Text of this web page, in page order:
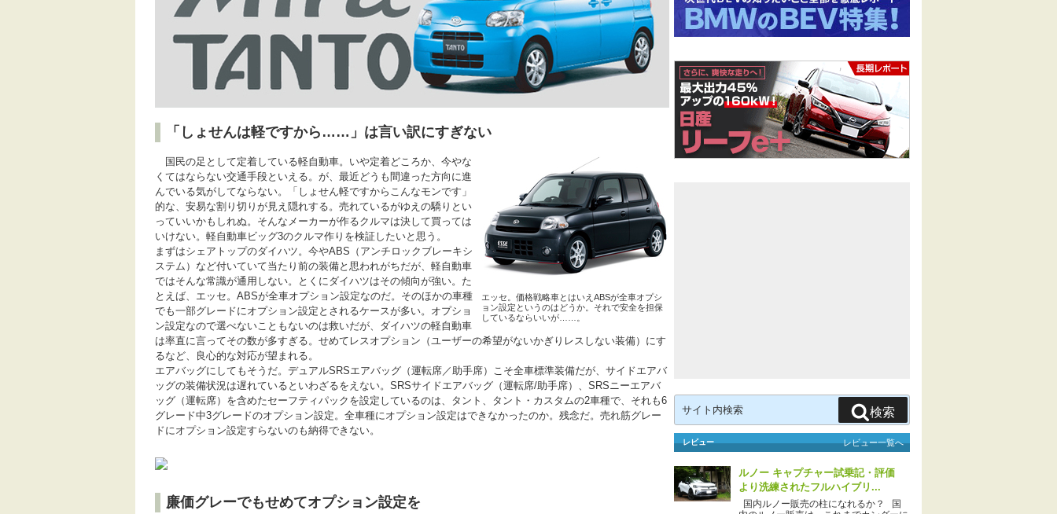
「しょせんは軽ですから……」は言い訳にすぎない
エッセ。価格戦略車とはいえABSが全車オプシ
ョン設定というのはどうか。それで安全を担保
しているならいいが……。
国民の足として定着している軽自動車。いや定着どころか、今やな
くてはならない交通手段といえる。が、最近どうも間違った方向に進
んでいる気がしてならない。「しょせん軽ですからこんなモンです」
的な、安易な割り切りが見え隠れする。売れているがゆえの驕りとい
っていいかもしれぬ。そんなメーカーが作るクルマは決して買っては
いけない。軽自動車ビッグ3のクルマ作りを検証したいと思う。
まずはシェアトップのダイハツ。今やABS（アンチロックブレーキシ
ステム）など付いていて当たり前の装備と思われがちだが、軽自動車
ではそんな常識が通用しない。とくにダイハツはその傾向が強い。た
とえば、エッセ。ABSが全車オプション設定なのだ。そのほかの車種
でも一部グレードにオプション設定とされるケースが多い。オプショ
ン設定なので選べないこともないのは救いだが、ダイハツの軽自動車
は率直に言ってその数が多すぎる。せめてレスオプション（ユーザーの希望がないかぎりレスしない装備）にす
るなど、良心的な対応が望まれる。
エアバッグにしてもそうだ。デュアルSRSエアバッグ（運転席／助手席）こそ全車標準装備だが、サイドエアバ
ッグの装備状況は遅れているといわざるをえない。SRSサイドエアバッグ（運転席/助手席）、SRSニーエアバ
ッグ（運転席）を含めたセーフティパックを設定しているのは、タント、タント・カスタムの2車種で、それも6
グレード中3グレードのオプション設定。全車種にオプション設定はできなかったのか。残念だ。売れ筋グレー
ドにオプション設定すらないのも納得できない。
廉価グレーでもせめてオプション設定を
索:
検索
レビュー レビュー一覧へ
ルノー キャプチャー試乗記・評価
より洗練されたフルハイブリ...
国内ルノー販売の柱になれるか？ 国